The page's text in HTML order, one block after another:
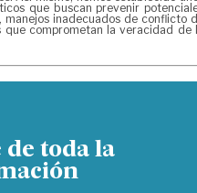
que buscan prevenir
inadecuados de conflicto
que comprometan la veracidad de
de toda la